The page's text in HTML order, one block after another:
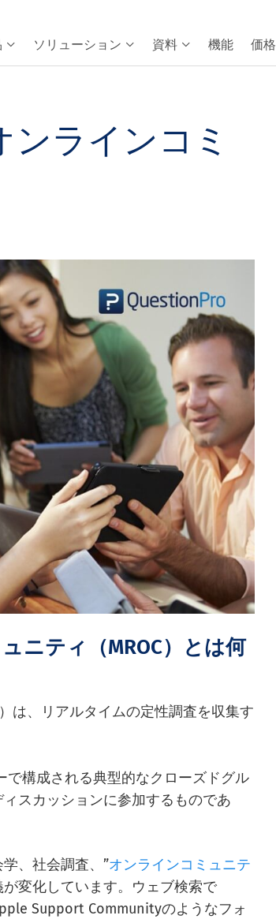
ソリューション 資料 機能 価格
ラインコミ
ニティ（MROC）とは何
は、リアルタイムの定性調査を収集す
構成される典型的なクローズドグル
スカッションに参加するものであ
、社会調査、”オンラインコミュニテ
変化しています。ウェブ検索で
Support Communityのようなフォ